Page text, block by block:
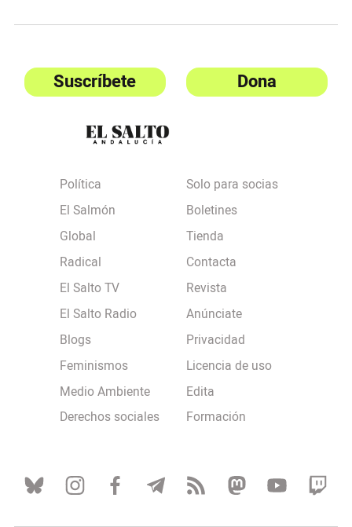
Suscríbete Dona
Política
El Salmón
Global
Radical
El Salto TV
El Salto Radio
Blogs
Feminismos
Medio Ambiente
Derechos sociales
Solo para socias
Boletines
Tienda
Contacta
Revista
Anúnciate
Privacidad
Licencia de uso
Edita
Formación